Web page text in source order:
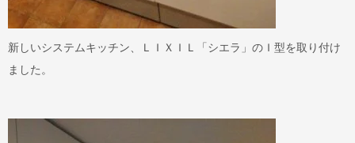
新しいシステムキッチン、ＬＩＸＩＬ「シエラ」のＩ型を取り付け
ました。